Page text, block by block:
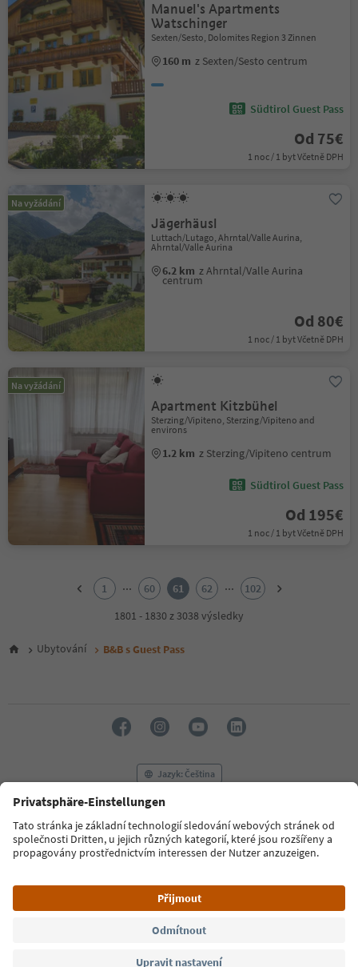
Manuel's Apartments
Watschinger
Sexten/Sesto, Dolomites Region 3 Zinnen
160 m z Sexten/Sesto centrum
Südtirol Guest Pass
Od 75€
1 noc / 1 byt Včetně DPH
Na vyžádání
Jägerhäusl
Luttach/Lutago, Ahrntal/Valle Aurina,
Ahrntal/Valle Aurina
6.2 km z Ahrntal/Valle Aurina
centrum
Od 80€
1 noc / 1 byt Včetně DPH
Na vyžádání
Apartment Kitzbühel
Sterzing/Vipiteno, Sterzing/Vipiteno and
environs
1.2 km z Sterzing/Vipiteno centrum
Südtirol Guest Pass
Od 195€
1 noc / 1 byt Včetně DPH
6
16
17
18
19
21
1 ... 60 61 62 ...
102
1801 - 1830 z 3038 výsledky
Ubytování B&B s Guest Pass
Jazyk: Čeština
FAQ Kontaktujte nás Tisk
MICE
Zásady ochrany osobních údajů
Podmínky a ujednání
Tiráž
Prohlášení o přístupnosti